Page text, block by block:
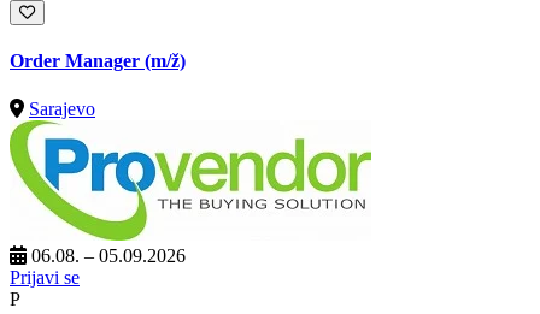
Order Manager (m/ž)
Sarajevo
06.08. – 05.09.2026
Prijavi se
P